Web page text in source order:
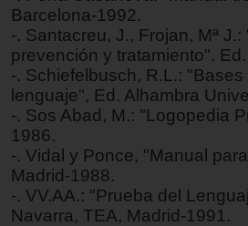
Barcelona-1992.
-. Santacreu, J., Frojan, Mª
prevención y tratamiento".
-. Schiefelbusch, R.L.:
lenguaje", Ed. Alhambra
-. Sos Abad, M.: "Logopedia
1986.
-. Vidal y Ponce, "Manual
Madrid-1988.
-. VV.AA.: "Prueba del
Navarra, TEA, Madrid-1991.